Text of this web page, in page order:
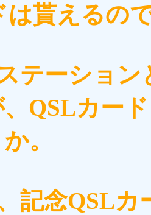
は貰えるの
テーショ
QSLカー
。
記念QSL